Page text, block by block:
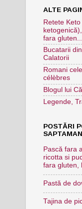
ALTE
Retete
fara gluten....
Bucatarii
Calatorii
Romani
célèbres
Blogul lui
Legende,
POSTĂRI
Pască fara
ricotta si
fara gluten,
Pastă de
Tajina de